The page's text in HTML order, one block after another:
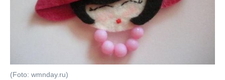
(Foto: wmnday.ru)